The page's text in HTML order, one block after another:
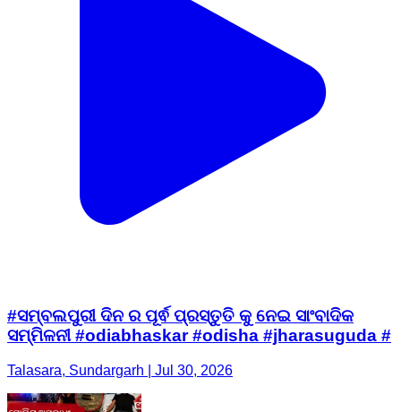
#ସମ୍ବଲପୁରୀ ଦିନ ର ପୂର୍ଵ ପ୍ରସ୍ତୁତି କୁ ନେଇ ସାଂବାଦିକ
ସମ୍ମିଳନୀ #odiabhaskar #odisha #jharasuguda #
Talasara, Sundargarh | Jul 30, 2026